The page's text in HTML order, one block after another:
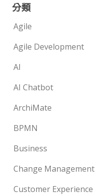
分類
Agile
Agile Development
AI
AI Chatbot
ArchiMate
BPMN
Business
Change Management
Customer Experience